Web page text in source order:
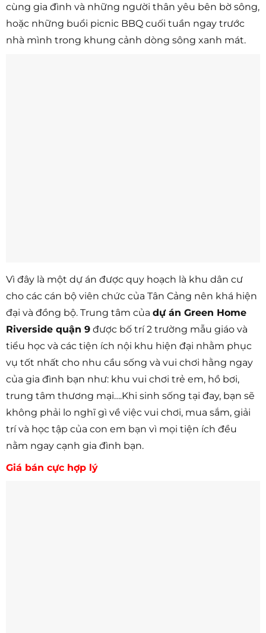
cùng gia đình và những người thân yêu bên bờ sông,
hoặc những buổi picnic BBQ cuối tuần ngay trước
nhà mình trong khung cảnh dòng sông xanh mát.
Vì đây là một dự án được quy hoạch là khu dân cư
cho các cán bộ viên chức của Tân Cảng nên khá hiện
đại và đồng bộ. Trung tâm của dự án Green Home
Riverside quận 9 được bố trí 2 trường mẫu giáo và
tiểu học và các tiện ích nội khu hiện đại nhằm phục
vụ tốt nhất cho nhu cầu sống và vui chơi hằng ngay
của gia đình bạn như: khu vui chơi trẻ em, hồ bơi,
trung tâm thương mại….Khi sinh sống tại đay, bạn sẽ
không phải lo nghĩ gì về việc vui chơi, mua sắm, giải
trí và học tập của con em bạn vì mọi tiện ích đều
nằm ngay cạnh gia đình bạn.
Giá bán cực hợp lý